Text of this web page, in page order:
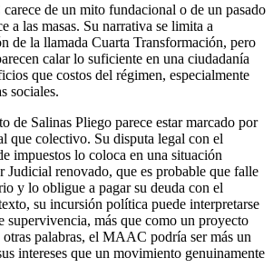
de un mito fundacional o de un pasado
a las masas. Su narrativa se limita a
de la llamada Cuarta Transformación, pero
calar lo suficiente en una ciudadanía
que costos del régimen, especialmente
sociales.
de Salinas Pliego parece estar marcado por
que colectivo. Su disputa legal con el
impuestos lo coloca en una situación
Judicial renovado, que es probable que falle
y lo obligue a pagar su deuda con el
su incursión política puede interpretarse
supervivencia, más que como un proyecto
palabras, el MAAC podría ser más un
intereses que un movimiento genuinamente